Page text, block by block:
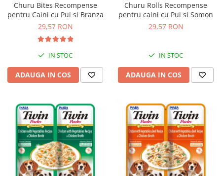
Diete Veterinare Caini
Suplimente Nutritive Caini
Cosuri, Culcusuri si Perne
Covorase Absorbante
Lese, zgarzi si hamuri
Lapte pentru Caini
Hainute Caini
Jucarii Caini
Educare si Dresaj
Genti, Custi Transport
Bult
Lovely Hunter
Sampoane si Balsamuri
Igiena Oculara
Articole Periaj
Forfecute si Clesti
Igiena Orala si Dentara
Igiena Blana si Piele
Lapte pentru Pisici
Churu Bites Recompense
pentru Caini cu Pui si Branza
29,57 RON
IN STOC
ADAUGA IN COS
Churu Rolls Recompense
pentru caini cu Pui si Somon
29,57 RON
IN STOC
ADAUGA IN COS